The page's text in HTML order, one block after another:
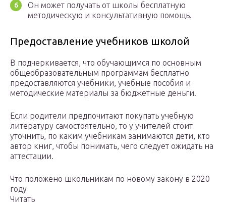
Он может получать от школы бесплатную
методическую и консультативную помощь.
Предоставление учебников школой
В подчеркивается, что обучающимся по основным
общеобразовательным программам бесплатно
предоставляются учебники, учебные пособия и
методические материалы за бюджетные деньги.
Если родители предпочитают покупать учебную
литературу самостоятельно, то у учителей стоит
уточнить, по каким учебникам занимаются дети, кто
автор книг, чтобы понимать, чего следует ожидать на
аттестации.
Что положено школьникам по новому закону в 2020
году
Читать